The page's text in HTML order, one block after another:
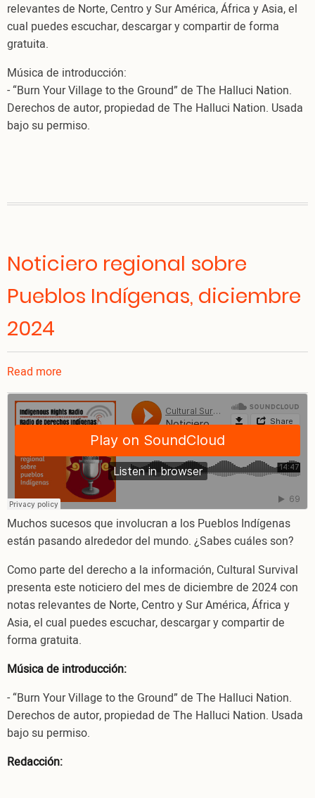
relevantes de Norte, Centro y Sur América, África y Asia, el
cual puedes escuchar, descargar y compartir de forma
gratuita.
Música de introducción:
- “Burn Your Village to the Ground” de The Halluci Nation.
Derechos de autor, propiedad de The Halluci Nation. Usada
bajo su permiso.
Noticiero regional sobre
Pueblos Indígenas, diciembre
2024
Read more
Noticiero
regional
sobre
Pueblos
Indígenas,
diciembre
2024
Muchos sucesos que involucran a los Pueblos Indígenas
están pasando alrededor del mundo. ¿Sabes cuáles son?
Como parte del derecho a la información, Cultural Survival
presenta este noticiero del mes de diciembre de 2024 con
notas relevantes de Norte, Centro y Sur América, África y
Asia, el cual puedes escuchar, descargar y compartir de
forma gratuita.
Música de introducción:
- “Burn Your Village to the Ground” de The Halluci Nation.
Derechos de autor, propiedad de The Halluci Nation. Usada
bajo su permiso.
Redacción: